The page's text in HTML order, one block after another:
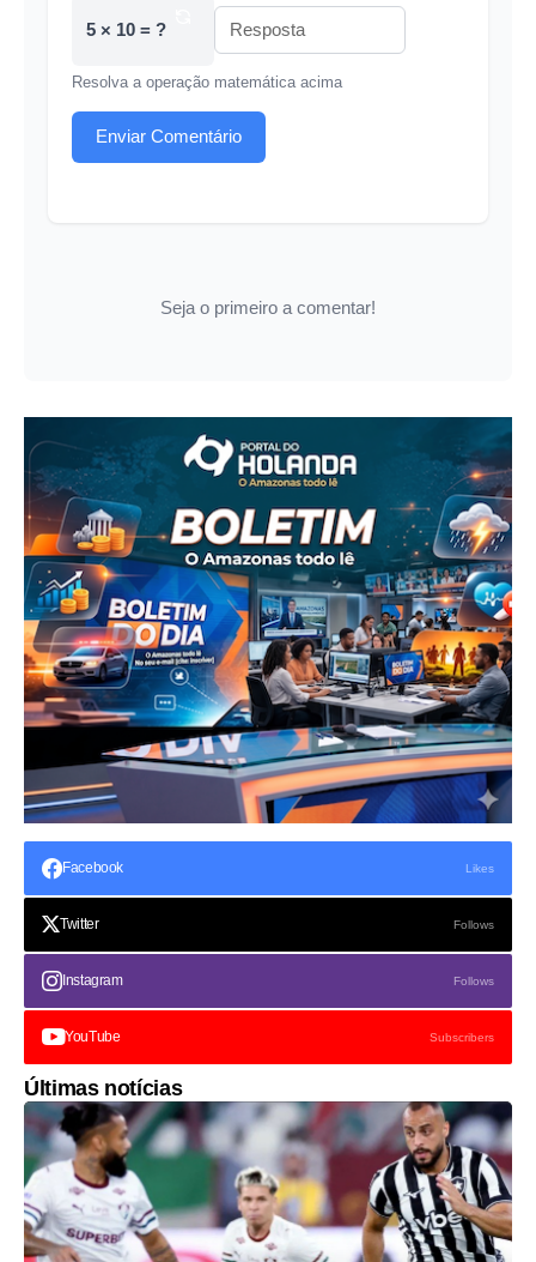
5 × 10 = ?
Resolva a operação matemática acima
Enviar Comentário
Seja o primeiro a comentar!
Facebook Likes
Twitter Follows
Instagram Follows
YouTube Subscribers
Últimas notícias